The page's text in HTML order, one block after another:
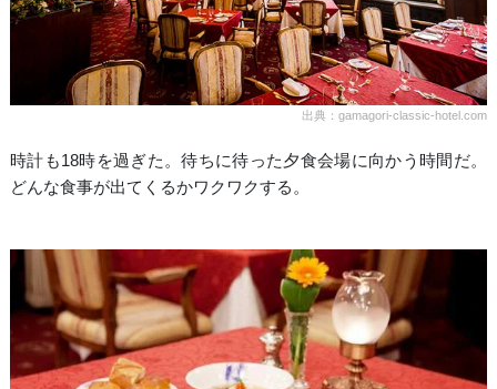
出典：gamagori-classic-hotel.com
時計も18時を過ぎた。待ちに待った夕食会場に向かう時間だ。
どんな食事が出てくるかワクワクする。